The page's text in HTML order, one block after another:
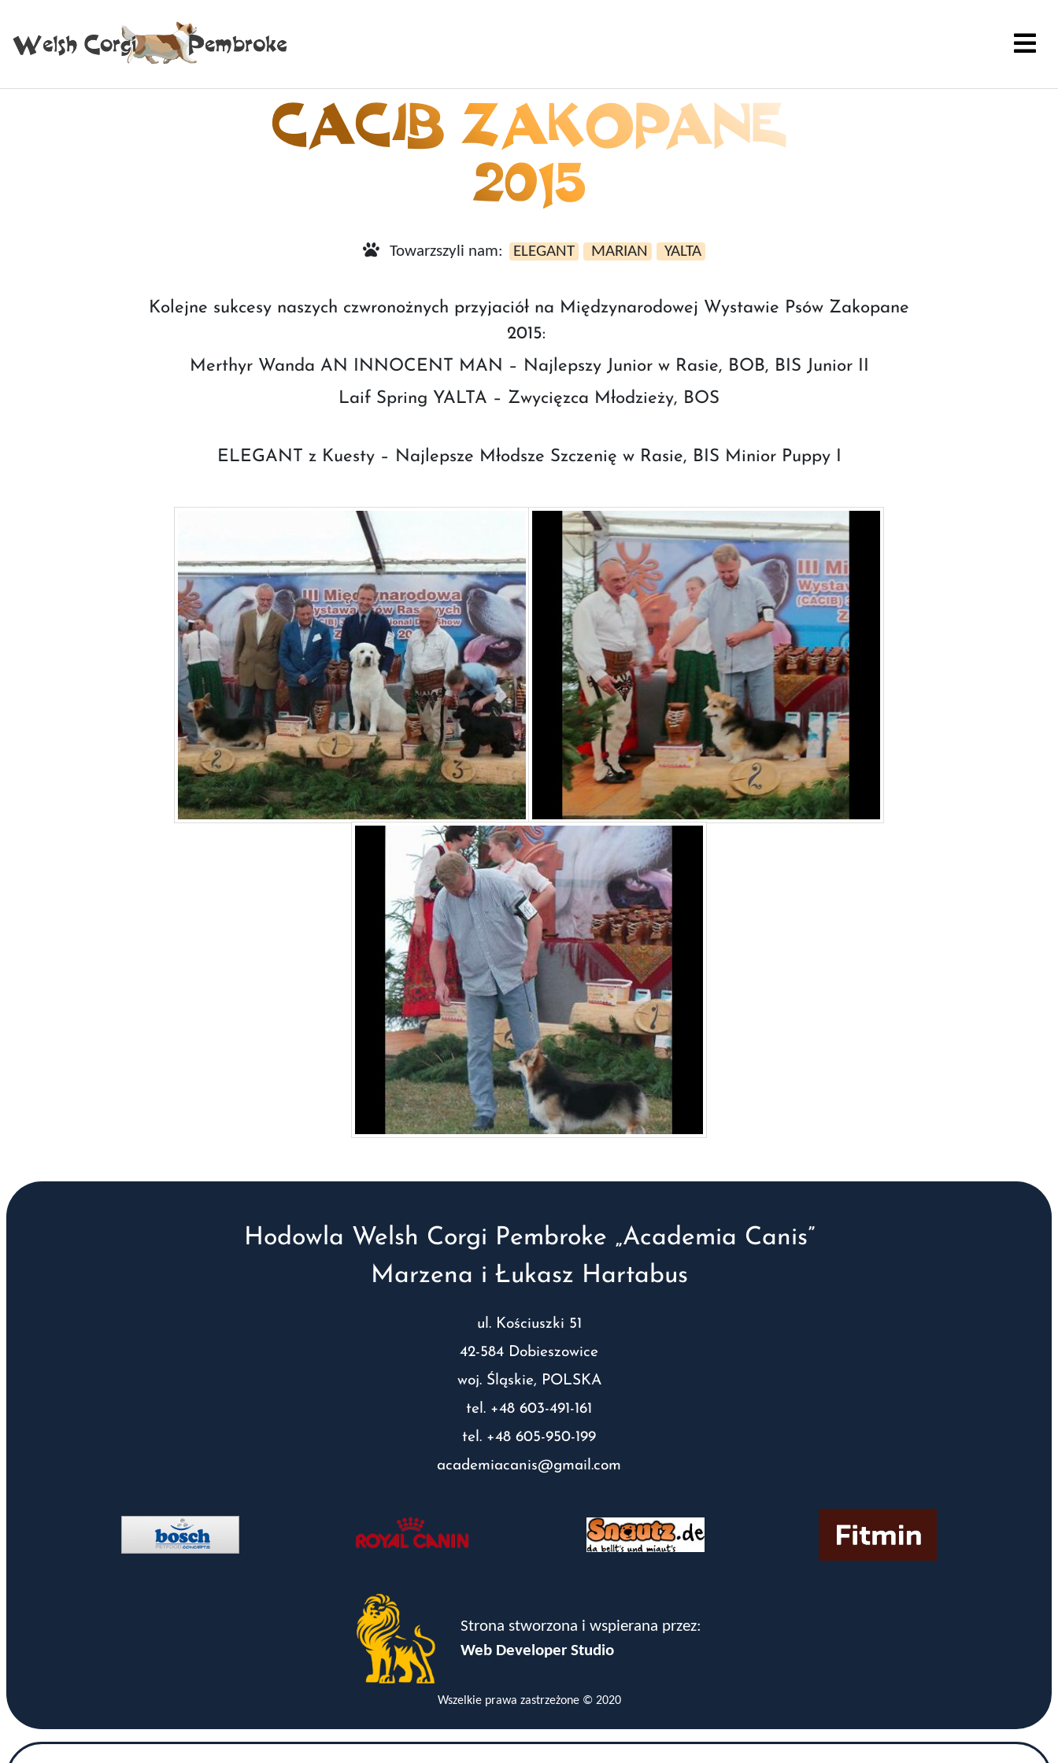
CACIB ZAKOPANE
2015
Towarzszyli nam: ELEGANT MARIAN YALTA
Kolejne sukcesy naszych czwronożnych przyjaciół na Międzynarodowej Wystawie Psów Zakopane
2015:
Merthyr Wanda AN INNOCENT MAN – Najlepszy Junior w Rasie, BOB, BIS Junior II
Laif Spring YALTA – Zwycięzca Młodzieży, BOS
ELEGANT z Kuesty – Najlepsze Młodsze Szczenię w Rasie, BIS Minior Puppy I
Hodowla Welsh Corgi Pembroke „Academia Canis”
Marzena i Łukasz Hartabus
ul. Kościuszki 51
42-584 Dobieszowice
woj. Śląskie, POLSKA
tel. +48 603-491-161
tel. +48 605-950-199
academiacanis@gmail.com
Strona stworzona i wspierana przez:
Web Developer Studio
Wszelkie prawa zastrzeżone © 2020